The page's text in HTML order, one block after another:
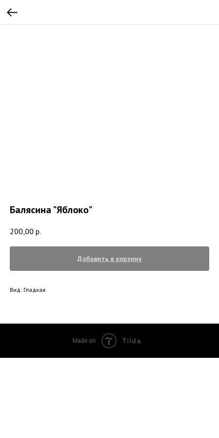
Балясина "Яблоко"
200,00 р.
Добавить в корзину
Вид: Гладкая
Made on Tilda